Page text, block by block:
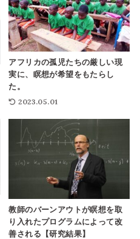
アフリカの孤児たちの厳しい現
実に、瞑想が希望をもたらし
た。
2023.05.01
教師のバーンアウトが瞑想を取
り入れたプログラムによって改
善される【研究結果】